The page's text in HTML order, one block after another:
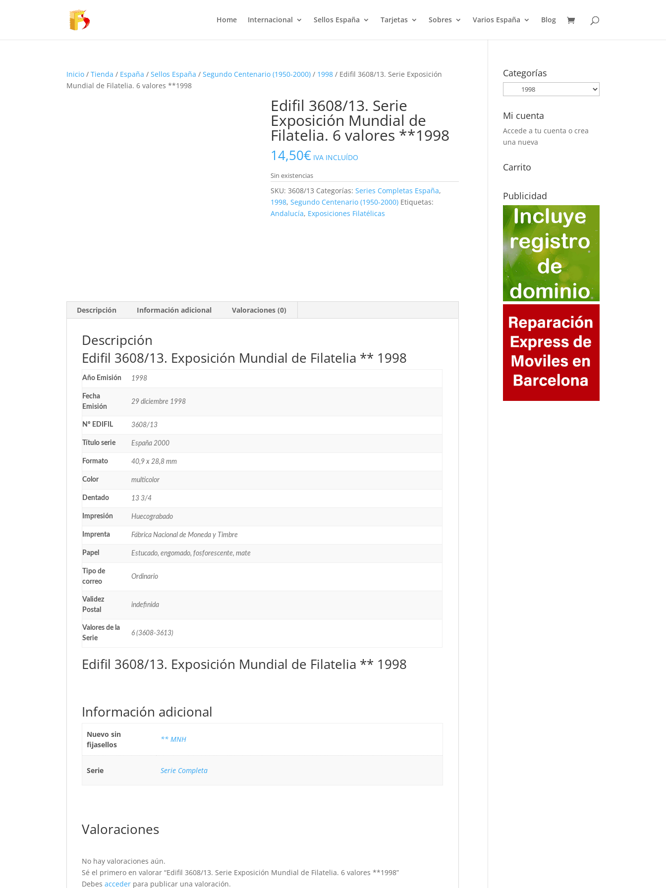
Home Internacional Sellos España Tarjetas Sobres Varios España Blog
Inicio /Tienda / España /Sellos España /Segundo Centenario (1950-2000) / 1998 / Edifil 3608/13. Serie Exposición
Mundial de Filatelia. 6 valores **1998
Edifil 3608/13. Serie
Exposición Mundial de
Filatelia. 6 valores **1998
14,50€ IVA INCLUÍDO
Sin existencias
SKU:3608/13 Categorías:Series Completas España,
1998,Segundo Centenario (1950-2000) Etiquetas:
Andalucía, Exposiciones Filatélicas
Descripción Información adicional Valoraciones (0)
Descripción
Edifil 3608/13. Exposición Mundial de Filatelia ** 1998
Año Emisión 1998
Fecha
Emisión
29 diciembre 1998
Nº EDIFIL 3608/13
Título serie España 2000
Formato 40,9 x 28,8 mm
Color multicolor
Dentado 13 3/4
Impresión Huecograbado
Imprenta Fábrica Nacional de Moneda y Timbre
Papel Estucado, engomado, fosforescente, mate
Tipo de
correo
Ordinario
Validez
Postal
indefinida
Valores de la
Serie
6 (3608-3613)
Edifil 3608/13. Exposición Mundial de Filatelia ** 1998
Información adicional
Nuevo sin
fijasellos
** MNH
Serie Serie Completa
Valoraciones
No hay valoraciones aún.
Sé el primero en valorar “Edifil 3608/13. Serie Exposición Mundial de Filatelia. 6 valores **1998”
Debesacceder para publicar una valoración.
Categorías
Mi cuenta
Accede a tu cuenta o crea
una nueva
Carrito
Publicidad